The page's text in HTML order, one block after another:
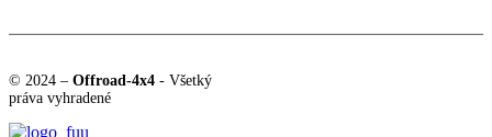
© 2024 – Offroad-4x4 - Všetký
práva vyhradené